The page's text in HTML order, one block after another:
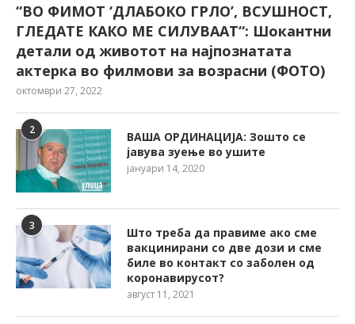
“ВО ФИМОТ ‘ДЛАБОКО ГРЛО’, ВСУШНОСТ,
ГЛЕДАТЕ КАКО МЕ СИЛУВААТ“: Шокантни
детали од животот на најпознатата
актерка во филмови за возрасни (ФОТО)
октомври 27, 2022
2
ВАША ОРДИНАЦИЈА: Зошто се
јавува зуење во ушите
јануари 14, 2020
3
Што треба да правиме ако сме
вакцинирани со две дози и сме
биле во контакт со заболен од
коронавирусот?
август 11, 2021